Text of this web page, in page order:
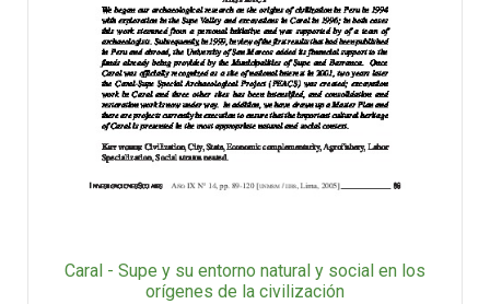
Caral - Supe y su entorno natural y social en los
orígenes de la civilización